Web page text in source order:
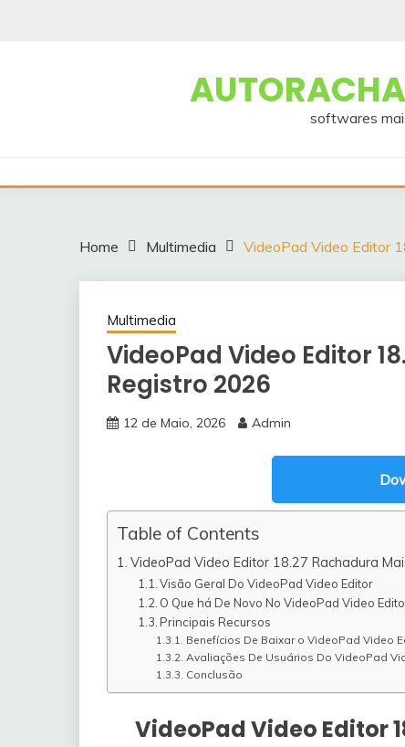
softwares
Home Multimedia VideoPad Video Editor
Multimedia
VideoPad Video Editor
Registro 2026
12 de Maio, 2026 Admin
Table of Contents
VideoPad Video Editor 18.27 Rachadura
Visão Geral Do VideoPad Video Editor
O Que há De Novo No VideoPad Video
Principais Recursos
Benefícios De Baixar o VideoPad Video
Avaliações De Usuários Do VideoPad
Conclusão
VideoPad Video Editor